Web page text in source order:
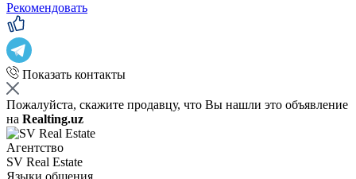
Рекомендовать
Показать контакты
Пожалуйста, скажите продавцу, что Вы нашли это объявление
на Realting.uz
Агентство
SV Real Estate
Языки общения